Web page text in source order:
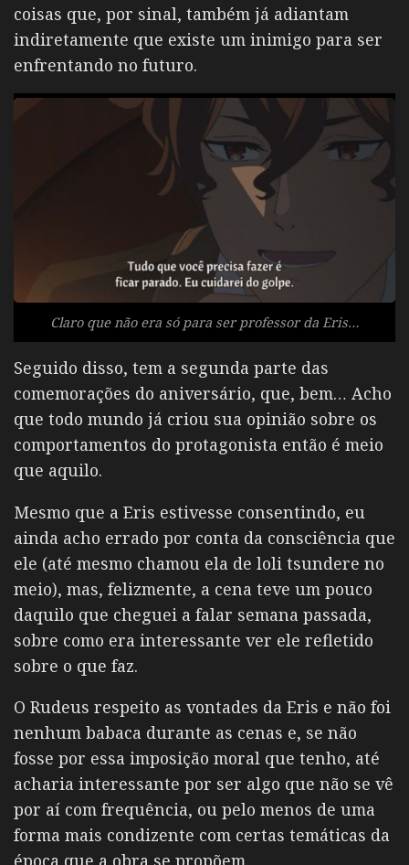
coisas que, por sinal, também já adiantam
indiretamente que existe um inimigo para ser
enfrentando no futuro.
Claro que não era só para ser professor da Eris…
Seguido disso, tem a segunda parte das
comemorações do aniversário, que, bem… Acho
que todo mundo já criou sua opinião sobre os
comportamentos do protagonista então é meio
que aquilo.
Mesmo que a Eris estivesse consentindo, eu
ainda acho errado por conta da consciência que
ele (até mesmo chamou ela de loli tsundere no
meio), mas, felizmente, a cena teve um pouco
daquilo que cheguei a falar semana passada,
sobre como era interessante ver ele refletido
sobre o que faz.
O Rudeus respeito as vontades da Eris e não foi
nenhum babaca durante as cenas e, se não
fosse por essa imposição moral que tenho, até
acharia interessante por ser algo que não se vê
por aí com frequência, ou pelo menos de uma
forma mais condizente com certas temáticas da